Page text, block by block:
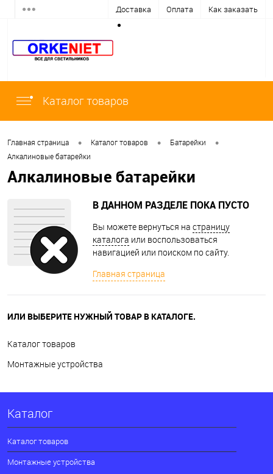
Доставка Оплата Как заказать
Каталог товаров
Главная страница • Каталог товаров • Батарейки •
Алкалиновые батарейки
Алкалиновые батарейки
В ДАННОМ РАЗДЕЛЕ ПОКА ПУСТО
Вы можете вернуться на страницу
каталога или воспользоваться
навигацией или поиском по сайту.
Главная страница
ИЛИ ВЫБЕРИТЕ НУЖНЫЙ ТОВАР В КАТАЛОГЕ.
Каталог товаров
Монтажные устройства
Каталог
Каталог товаров
Монтажные устройства